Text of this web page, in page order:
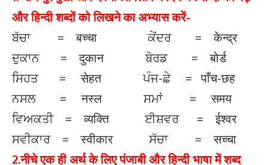
और हिन्दी शब्दोंको लिखने का अभ्यास करें-
ਬੱਚਾ = बच्चा ਕੇਂਦਰ = केन्द्र
ਦੁਕਾਨ = दुकान ਬੋਰਡ = बोर्ड
ਸਿਹਤ = सेहत ਪੰਜ-ਛੇ = पाँच-छह
ਨਸਲ = नस्ल ਸਮਾਂ = समय
ਵਿਅਕਤੀ = व्यक्ति ਈਸ਼ਵਰ = ईश्वर
ਸਵੀਕਾਰ = स्वीकार ਸੱਚਾ = सच्चा
2.नीचे एक ही अर्थ के लिए पंजाबी और हिन्दी भाषा में शब्द